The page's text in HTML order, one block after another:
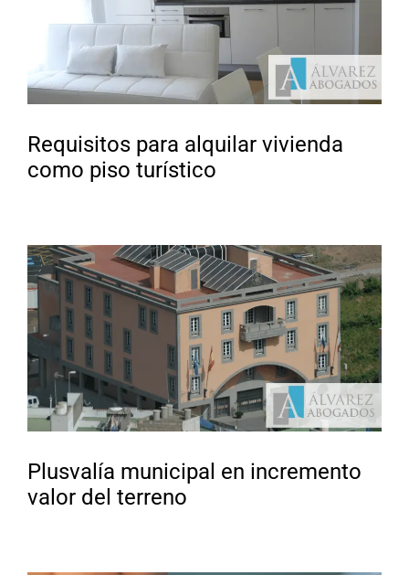
Requisitos para alquilar vivienda
como piso turístico
Plusvalía municipal en incremento
valor del terreno